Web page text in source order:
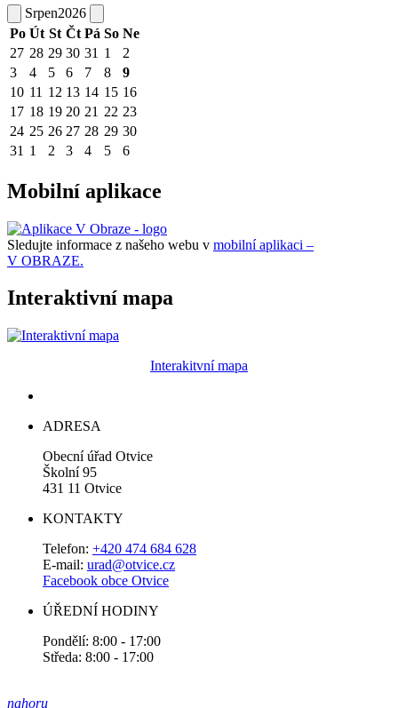
Srpen2026
Po Út St Čt Pá So Ne
27 28 29 30 31 1
2
3
4 5 6 7 8
9
10 11 12 13 14 15 16
17 18 19 20 21 22 23
24 25 26 27 28 29 30
31 1 2 3 4 5 6
Mobilní aplikace
Sledujte informace z našeho webu v mobilní aplikaci –
V OBRAZE.
Interaktivní mapa
Interakitvní mapa
ADRESA
Obecní úřad Otvice
Školní 95
431 11 Otvice
KONTAKTY
Telefon: +420 474 684 628
E-mail: urad@otvice.cz
Facebook obce Otvice
ÚŘEDNÍ HODINY
Pondělí: 8:00 - 17:00
Středa: 8:00 - 17:00
nahoru